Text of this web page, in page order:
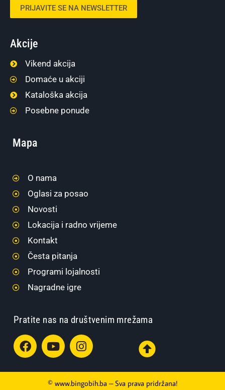
PRIJAVITE SE NA NEWSLETTER
Akcije
Vikend akcija
Domaće u akciji
Kataloška akcija
Posebne ponude
Mapa
O nama
Oglasi za posao
Novosti
Lokacija i radno vrijeme
Kontakt
Česta pitanja
Programi lojalnosti
Nagradne igre
Pratite nas na društvenim mrežama
© www.bingobih.ba – Sva prava pridržana!